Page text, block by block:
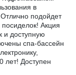
в
подойдет
Акция
и доступную
спа-бассейн
лет! Доступен